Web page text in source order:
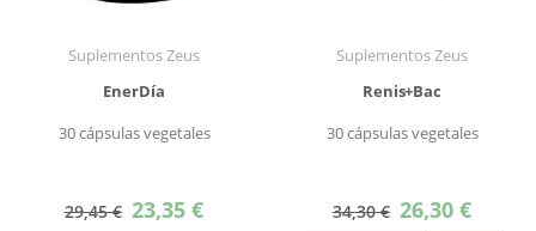
Suplementos Zeus
EnerDía
30 cápsulas vegetales
29,45 € Precio
especial
23,35 €
Suplementos Zeus
Renis+Bac
30 cápsulas vegetales
34,30 € Precio
especial
26,30 €